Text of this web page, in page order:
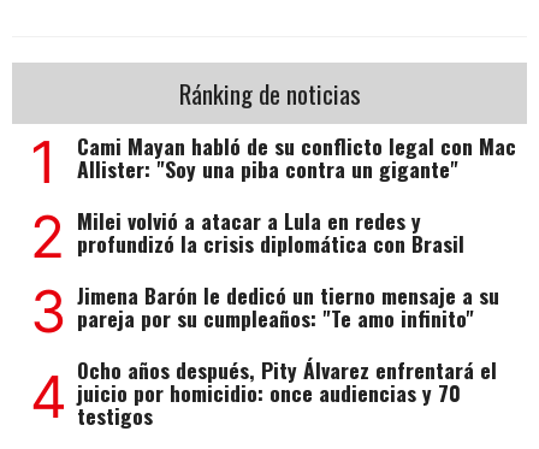
Ránking de noticias
1 Cami Mayan habló de su conflicto legal con Mac
Allister: "Soy una piba contra un gigante"
2 Milei volvió a atacar a Lula en redes y
profundizó la crisis diplomática con Brasil
3 Jimena Barón le dedicó un tierno mensaje a su
pareja por su cumpleaños: "Te amo infinito"
4 Ocho años después, Pity Álvarez enfrentará el
juicio por homicidio: once audiencias y 70
testigos